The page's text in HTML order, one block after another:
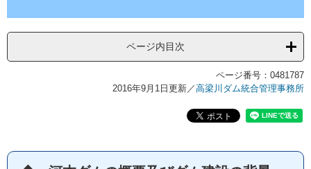
ページ内目次
ページ番号：0481787
2016年9月1日更新／高梁川ダム統合管理事務所